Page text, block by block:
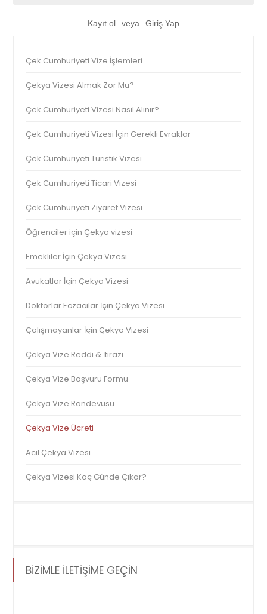
Kayıt ol veya Giriş Yap
Çek Cumhuriyeti Vize İşlemleri
Çekya Vizesi Almak Zor Mu?
Çek Cumhuriyeti Vizesi Nasıl Alınır?
Çek Cumhuriyeti Vizesi İçin Gerekli Evraklar
Çek Cumhuriyeti Turistik Vizesi
Çek Cumhuriyeti Ticari Vizesi
Çek Cumhuriyeti Ziyaret Vizesi
Öğrenciler için Çekya vizesi
Emekliler İçin Çekya Vizesi
Avukatlar İçin Çekya Vizesi
Doktorlar Eczacılar İçin Çekya Vizesi
Çalışmayanlar İçin Çekya Vizesi
Çekya Vize Reddi & İtirazı
Çekya Vize Başvuru Formu
Çekya Vize Randevusu
Çekya Vize Ücreti
Acil Çekya Vizesi
Çekya Vizesi Kaç Günde Çıkar?
BİZİMLE İLETİŞİME GEÇİN